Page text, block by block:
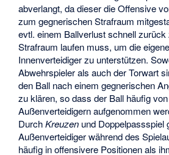
abverlangt, da dieser die Offensive
zum gegnerischen Strafraum
evtl. einem Ballverlust schnell zurück
Strafraum laufen muss, um die
Innenverteidiger zu unterstützen.
Abwehrspieler als auch der Torwart
den Ball nach einem gegnerischen
zu klären, so dass der Ball häufig
Außenverteidigern aufgenommen
DurchKreuzen und Doppelpassspiel
Außenverteidiger während des
häufig in offensivere Positionen als